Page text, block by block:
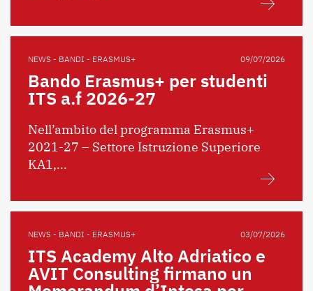
NEWS - BANDI - ERASMUS+ 09/07/2026
Bando Erasmus+ per studenti
ITS a.f 2026-27
Nell’ambito del programma Erasmus+
2021-27 – Settore Istruzione Superiore
KA1,...
NEWS - BANDI - ERASMUS+ 03/07/2026
ITS Academy Alto Adriatico e
AVIT Consulting firmano un